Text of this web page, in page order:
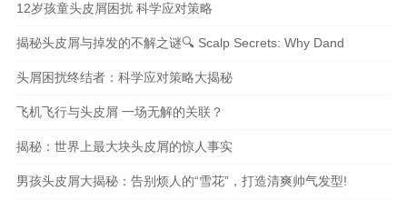
12岁孩童头皮屑困扰 科学应对策略
揭秘头皮屑与掉发的不解之谜🔍 Scalp Secrets: Why Dand
头屑困扰终结者：科学应对策略大揭秘
飞机飞行与头皮屑 一场无解的关联？
揭秘：世界上最大块头皮屑的惊人事实
男孩头皮屑大揭秘：告别烦人的“雪花”，打造清爽帅气发型!